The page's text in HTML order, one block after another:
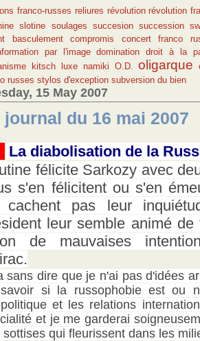
franco-russes reliures révolution révolution
slotine soulages succesion succession
basculement compromis
concert franco
par l'image domination
droit à la
kitsch luxe namiki O.D. oligarque
russes stylos d'exception subversion du bien
15 May 2007
journal du 16 mai 2007
La diabolisation de la
félicite Sarkozy avec
s'en félicitent ou s'en
cachent pas leur
leur semble animé de
de mauvaises
sans dire que je n'ai pas d'idées
si la russophobie est ou
et les relations
et je me garderai
sottises qui fleurissent dans les